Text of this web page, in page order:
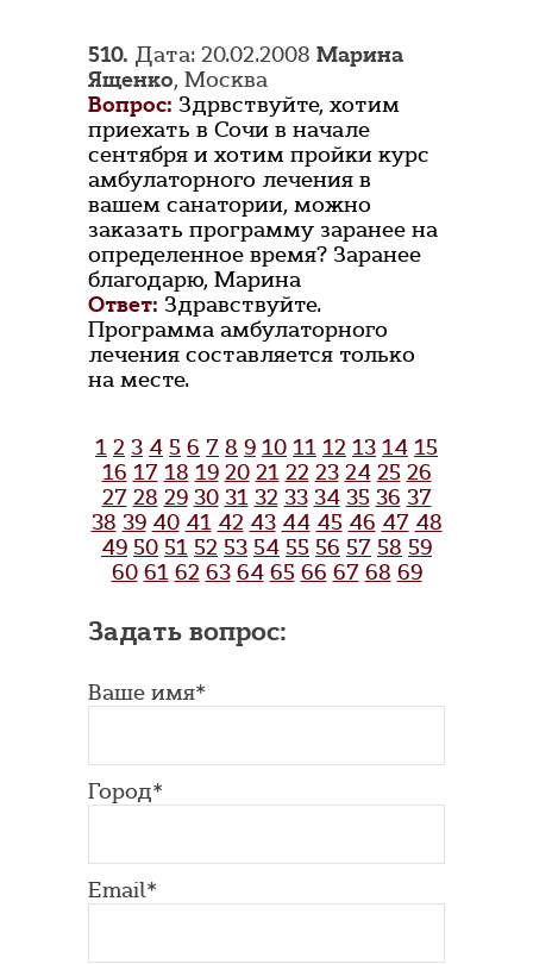
510. Дата: 20.02.2008 Марина
Ященко, Москва
Вопрос: Здрвствуйте, хотим
приехать в Сочи в начале
сентября и хотим пройки курс
амбулаторного лечения в
вашем санатории, можно
заказать программу заранее на
определенное время? Заранее
благодарю, Марина
Ответ: Здравствуйте.
Программа амбулаторного
лечения составляется только
на месте.
1 2 3 4 5 6 7 8 9 10 11 12 13 14 15
16 17 18 19 20 21 22 23 24 25 26
27 28 29 30 31 32 33 34 35 36 37
38 39 40 41 42 43 44 45 46 47 48
49 50 51 52 53 54 55 56 57 58 59
60 61 62 63 64 65 66 67 68 69
Задать вопрос:
Ваше имя*
Город*
Email*